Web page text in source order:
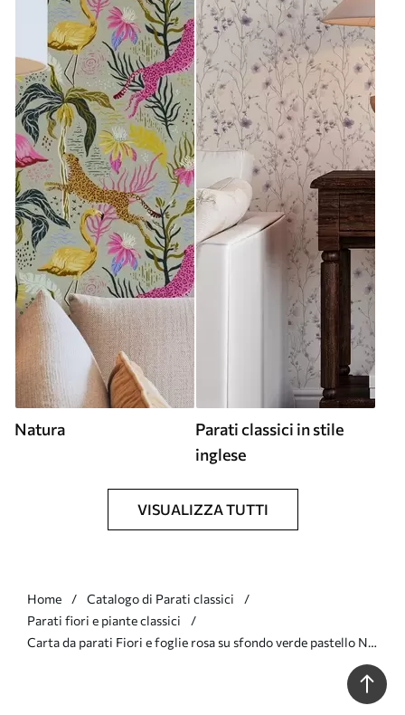
Natura
Parati classici in stile
inglese
VISUALIZZA TUTTI
Home
Catalogo di Parati classici
Parati fiori e piante classici
Carta da parati Fiori e foglie rosa su sfondo verde pastello Nr.